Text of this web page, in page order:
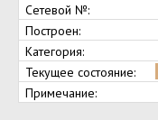
Сетевой №:
Построен:
Категория:
Текущее состояние:
Примечание: